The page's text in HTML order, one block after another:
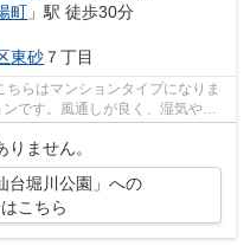
町 」駅 徒歩30分
東砂 ７丁目
らはマンションタイプになりま
です。風通しが良く、湿気やカ
ません。
台堀川公園」への
こちら